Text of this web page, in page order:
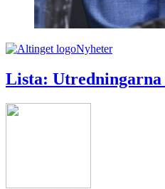
Nyheter
Lista: